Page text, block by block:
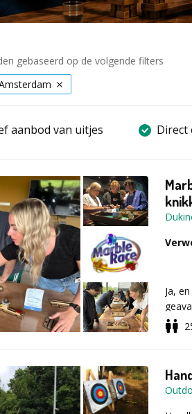
gebaseerd op de volgende filters
aanbod van uitjes Direct
Ja,
ook